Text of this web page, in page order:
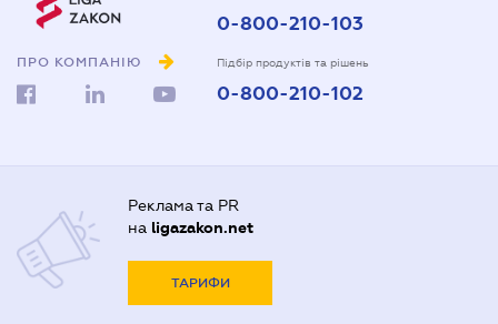
ПРО КОМПАНІЮ
0-800-210-103
Підбір продуктів та рішень
0-800-210-102
Реклама та PR
на ligazakon.net
ТАРИФИ